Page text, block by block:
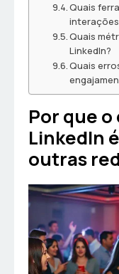
Quais
Quais
LinkedIn?
Quais
Por que
LinkedIn
outras